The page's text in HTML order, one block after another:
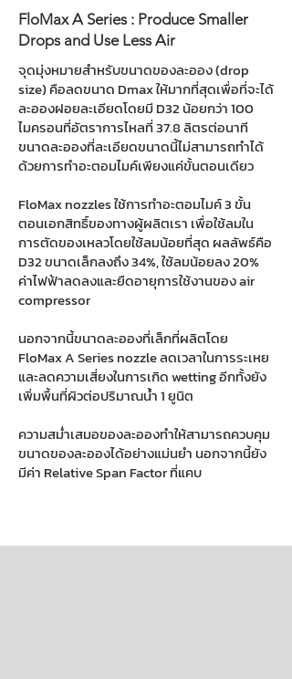
FloMax A Series : Produce Smaller
Drops and Use Less Air
จุดมุ่งหมายสำหรับขนาดของละออง (drop
size) คือลดขนาด Dmax ให้มากที่สุดเพื่อที่จะได้
ละอองฝอยละเอียดโดยมี D32 น้อยกว่า 100
ไมครอนที่อัตราการไหลที่ 37.8 ลิตรต่อนาที
ขนาดละอองที่ละเอียดขนาดนี้ไม่สามารถทำได้
ด้วยการทำอะตอมไมค์เพียงแค่ขั้นตอนเดียว
FloMax nozzles ใช้การทำอะตอมไมค์ 3 ขั้น
ตอนเอกสิทธิ์ของทางผู้ผลิตเรา เพื่อใช้ลมใน
การตัดของเหลวโดยใช้ลมน้อยที่สุด ผลลัพธ์คือ
D32 ขนาดเล็กลงถึง 34%, ใช้ลมน้อยลง 20%
ค่าไฟฟ้าลดลงและยืดอายุการใช้งานของ air
compressor
นอกจากนี้ขนาดละอองที่เล็กที่ผลิตโดย
FloMax A Series nozzle ลดเวลาในการระเหย
และลดความเสี่ยงในการเกิด wetting อีกทั้งยัง
เพิ่มพื้นที่ผิวต่อปริมาณน้ำ 1 ยูนิต
ความสม่ำเสมอของละอองทำให้สามารถควบคุม
ขนาดของละอองได้อย่างแม่นยำ นอกจากนี้ยัง
มีค่า Relative Span Factor ที่แคบ